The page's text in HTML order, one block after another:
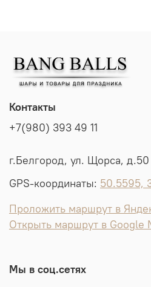
Контакты
+7(980) 393 49 11
г.Белгород, ул. Щорса,
GPS-координаты: 50.5595,
Проложить маршрут в
Открыть маршрут в Google
Мы в соц.сетях